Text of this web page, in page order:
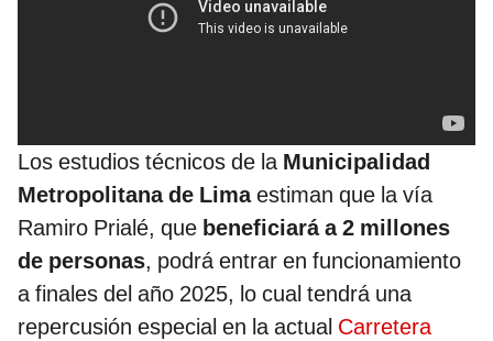
Los estudios técnicos de la Municipalidad
Metropolitana de Limaestiman que la vía
Ramiro Prialé, que beneficiará a 2 millones
de personas, podrá entrar en funcionamiento
a finales del año 2025, lo cual tendrá una
repercusión especial en la actual Carretera